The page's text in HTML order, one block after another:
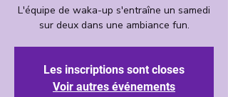
L'équipe de waka-up s'entraîne un samedi
Les inscriptions sont closes
Voir autres événements